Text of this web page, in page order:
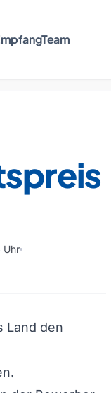
Team
Uhr
Land den